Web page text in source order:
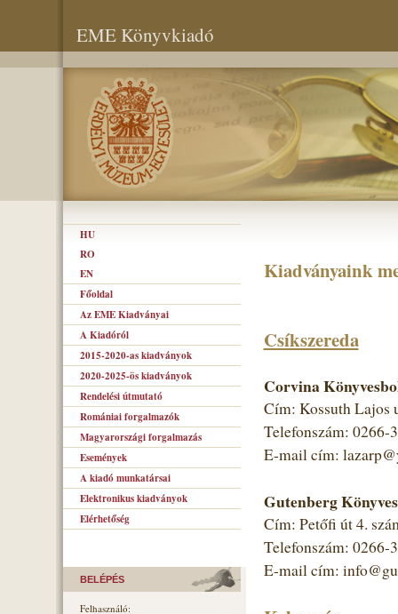
EME Könyvkiadó
HU
RO
EN
Főoldal
Az EME Kiadványai
A Kiadóról
2015-2020-as kiadványok
2020-2025-ös kiadványok
Rendelési útmutató
Romániai forgalmazók
Magyarországi forgalmazás
Események
A kiadó munkatársai
Elektronikus kiadványok
Elérhetőség
BELÉPÉS
Felhasználó:
Kiadványaink
Csíkszereda
Corvina
Cím: Kossuth Lajos
Telefonszám: 0266-
E-mail cím:
Gutenberg
Cím: Petőfi út 4.
Telefonszám: 0266-
E-mail cím: